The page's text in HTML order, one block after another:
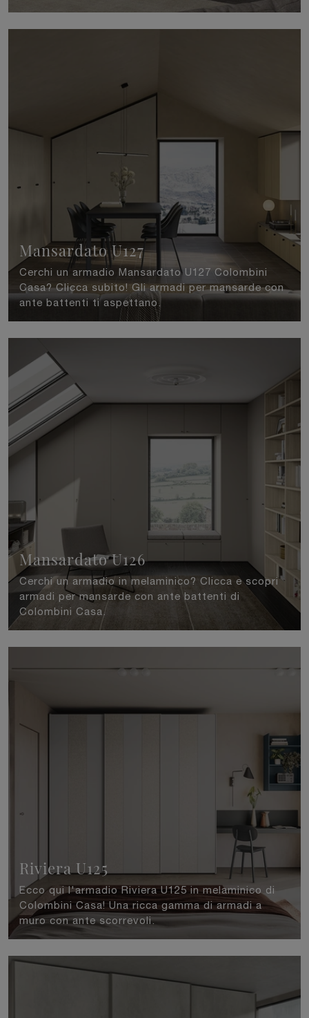
Mansardato U127
Cerchi un armadio Mansardato U127 Colombini
Casa? Clicca subito! Gli armadi per mansarde con
ante battenti ti aspettano.
Mansardato U126
Cerchi un armadio in melaminico? Clicca e scopri
armadi per mansarde con ante battenti di
Colombini Casa.
Riviera U125
Ecco qui l'armadio Riviera U125 in melaminico di
Colombini Casa! Una ricca gamma di armadi a
muro con ante scorrevoli.